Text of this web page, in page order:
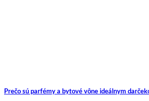
Prečo sú parfémy a bytové vône ideálnym